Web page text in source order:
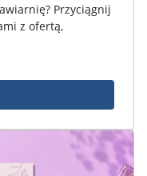
Przyciągnij
z ofertą,